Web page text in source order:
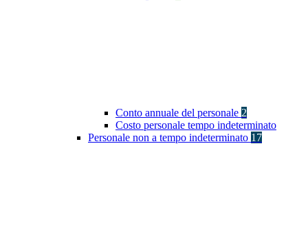
Conto annuale del personale 2
Costo personale tempo indeterminato
Personale non a tempo indeterminato 17